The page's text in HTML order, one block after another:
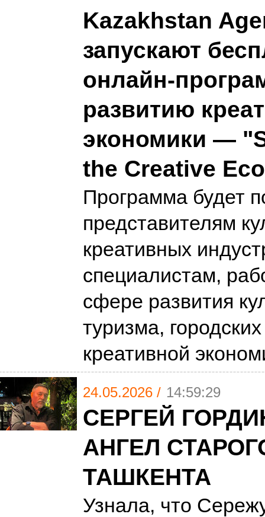
Kazakhstan
запускают
онлайн-
развитию
экономики —
the Creative
Программа будет
представителям
креативных
специалистам,
сфере развития
туризма,
креативной
24.05.2026 / 14:59:29
СЕРГЕЙ
АНГЕЛ
ТАШКЕНТА
Узнала, что